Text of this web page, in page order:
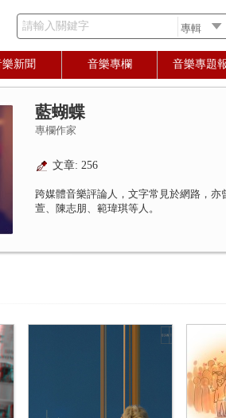
請輸入關鍵字
樂新聞 音樂專欄 音樂專題
藍蝴蝶
專欄作家
文章: 256
跨媒體音樂評論人，文字常見於網路，
萱、陳志朋、範瑋琪等人。